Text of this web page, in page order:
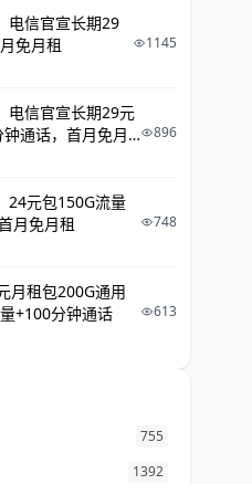
电信官宣长期29
免月租
1145
电信官宣长期29元
通话，首月免月
896
24元包150G流量
月免月租
748
月租包200G通用
+100分钟通话
613
755
1392